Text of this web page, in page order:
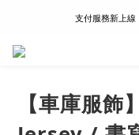
滿 1500 超商
支付服務新上線
【車庫服